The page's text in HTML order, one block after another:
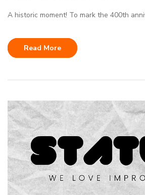
A historic moment! To mark the 400th
Read More